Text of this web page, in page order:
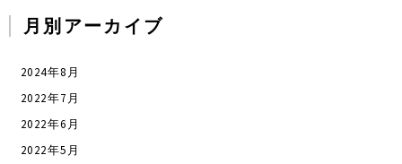
月別アーカイブ
2024年8月
2022年7月
2022年6月
2022年5月